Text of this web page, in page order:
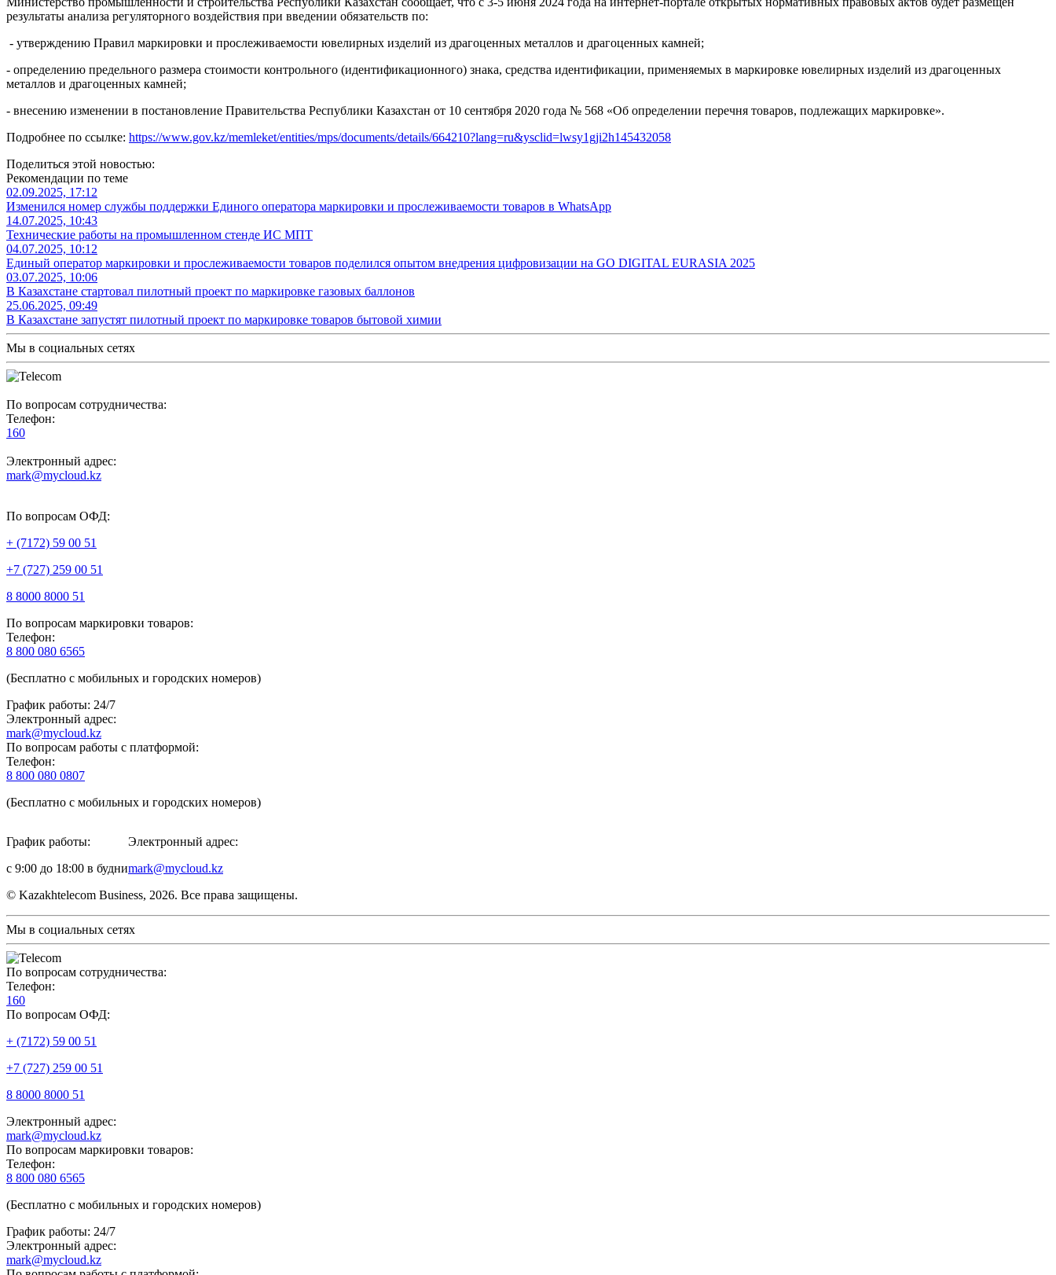
результаты анализа регуляторного воздействия при введении обязательств по:
- утверждению Правил маркировки и прослеживаемости ювелирных изделий из драгоценных металлов и драгоценных камней;
- определению предельного размера стоимости контрольного (идентификационного) знака, средства идентификации, применяемых в маркировке ювелирных изделий из драгоценных
металлов и драгоценных камней;
- внесению изменении в постановление Правительства Республики Казахстан от 10 сентября 2020 года № 568 «Об определении перечня товаров, подлежащих маркировке».
Подробнее по ссылке: https://www.gov.kz/memleket/entities/mps/documents/details/664210?lang=ru&ysclid=lwsy1gji2h145432058
Поделиться этой новостью:
Рекомендации по теме
02.09.2025, 17:12
Изменился номер службы поддержки Единого оператора маркировки и прослеживаемости товаров в WhatsApp
14.07.2025, 10:43
Технические работы на промышленном стенде ИС МПТ
04.07.2025, 10:12
Единый оператор маркировки и прослеживаемости товаров поделился опытом внедрения цифровизации на GO DIGITAL EURASIA 2025
03.07.2025, 10:06
В Казахстане стартовал пилотный проект по маркировке газовых баллонов
25.06.2025, 09:49
В Казахстане запустят пилотный проект по маркировке товаров бытовой химии
Мы в социальных сетях
По вопросам сотрудничества:
Телефон:
160
Электронный адрес:
mark@mycloud.kz
По вопросам ОФД:
+ (7172) 59 00 51
+7 (727) 259 00 51
8 8000 8000 51
По вопросам маркировки товаров:
Телефон:
8 800 080 6565
(Бесплатно с мобильных и городских номеров)
График работы: 24/7
Электронный адрес:
mark@mycloud.kz
По вопросам работы с платформой:
Телефон:
8 800 080 0807
(Бесплатно с мобильных и городских номеров)
График работы:
с 9:00 до 18:00 в будни
Электронный адрес:
mark@mycloud.kz
© Kazakhtelecom Business, 2026. Все права защищены.
Мы в социальных сетях
По вопросам сотрудничества:
Телефон:
160
По вопросам ОФД:
+ (7172) 59 00 51
+7 (727) 259 00 51
8 8000 8000 51
Электронный адрес:
mark@mycloud.kz
По вопросам маркировки товаров:
Телефон:
8 800 080 6565
(Бесплатно с мобильных и городских номеров)
График работы: 24/7
Электронный адрес:
mark@mycloud.kz